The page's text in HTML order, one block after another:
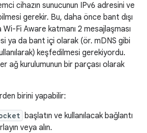
cihazın sunucunun IPv6 adresini ve
gerekir. Bu, daha önce bant dışı
Fi Aware katmanı 2 mesajlaşması
ya da bant içi olarak (ör. mDNS gibi
keşfedilmesi gerekiyordu.
ağ kurulumunun bir parçası olarak
birini yapabilir:
başlatın ve kullanılacak bağlantı
veya alın.